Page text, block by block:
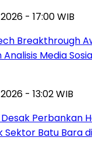
- 17:00 WIB
Breakthrough
Media
- 13:02 WIB
Perbankan
Batu Bara di